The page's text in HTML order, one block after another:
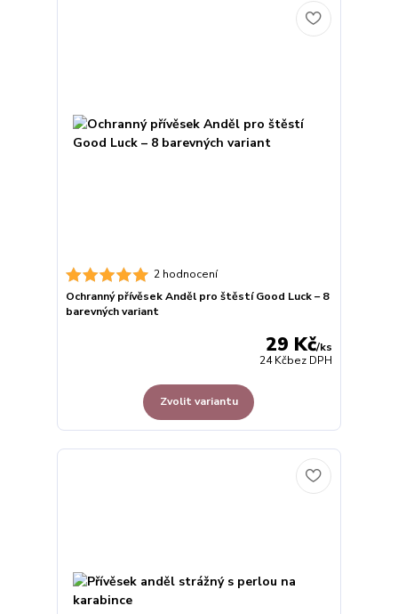
2 hodnocení
Ochranný přívěsek Anděl pro štěstí Good Luck – 8
barevných variant
29 Kč/ks
24 Kčbez DPH
Zvolit variantu